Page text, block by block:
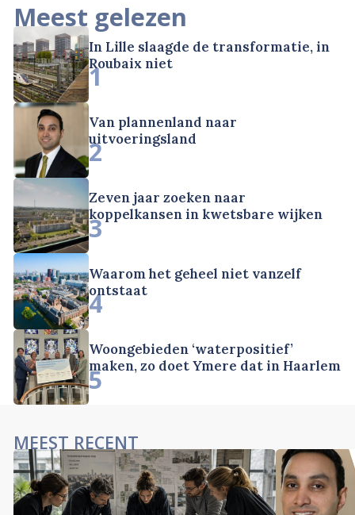
Meest gelezen
In Lille slaagde de transformatie, in
Roubaix niet
1
Van plannenland naar
uitvoeringsland
2
Zeven jaar zoeken naar
koppelkansen in kwetsbare wijken
3
Waarom het geheel niet vanzelf
ontstaat
4
Woongebieden ‘waterpositief’
maken, zo doet Ymere dat in Haarlem
5
MEEST RECENT